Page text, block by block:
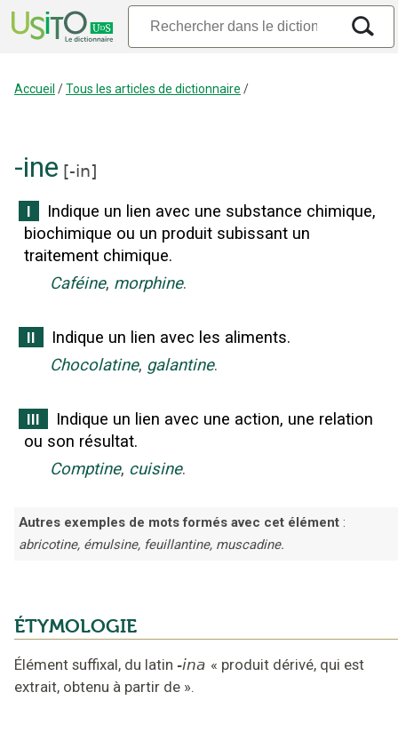
Accueil /Tous les articles de dictionnaire /
-ine [-in]
I
Indique un lien avec une substance chimique,
biochimique ou un produit subissant un
traitement chimique.
Caféine, morphine.
II
Indique un lien avec les aliments.
Chocolatine, galantine.
III
Indique un lien avec une action, une relation
ou son résultat.
Comptine, cuisine.
Autres exemples de mots formés avec cet élément :
abricotine, émulsine, feuillantine, muscadine.
ÉTYMOLOGIE
Élément suffixal, du latin -ina « produit dérivé, qui est
extrait, obtenu à partir de ».